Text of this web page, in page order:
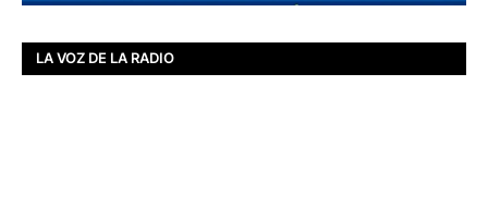
LA VOZ DE LA RADIO